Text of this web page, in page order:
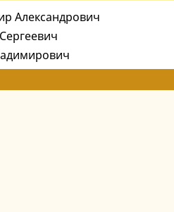
Александрович